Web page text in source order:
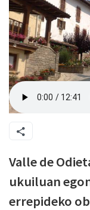
Valle de
ukuiluan
errepideko